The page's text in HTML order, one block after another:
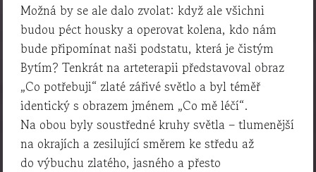
Možná by se ale dalo zvolat: když ale všichni
budou péct housky a operovat kolena, kdo nám
bude připomínat naši podstatu, která je čistým
Bytím? Tenkrát na arteterapii představoval obraz
„Co potřebuji“ zlaté zářivé světlo a byl téměř
identický s obrazem jménem „Co mě léčí“.
Na obou byly soustředné kruhy světla – tlumenější
na okrajích a zesilující směrem ke středu až
do výbuchu zlatého, jasného a přesto